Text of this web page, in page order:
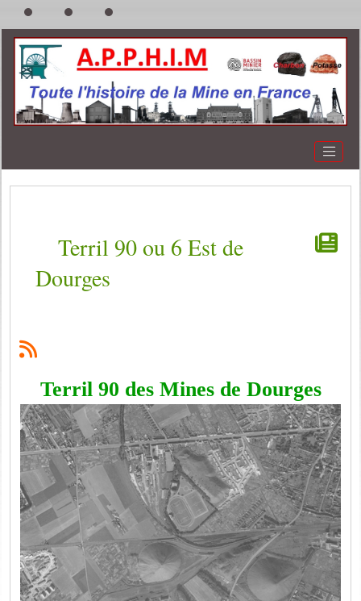
Terril 90 ou 6 Est de
Dourges
Terril 90 des Mines de Dourges